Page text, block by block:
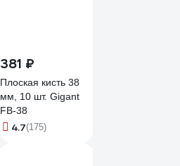
381 ₽
Плоская кисть 38
мм, 10 шт. Gigant
FB-38
4.7(175)